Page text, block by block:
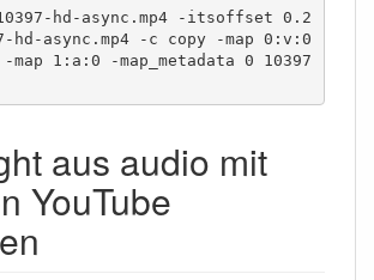
hd-async.mp4 -itsoffset 0.2
hd-async.mp4 -c copy -map 0:v:0
map 1:a:0 -map_metadata 0 10397
aus audio mit
YouTube